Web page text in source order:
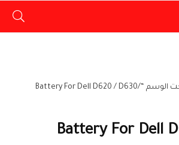
منتجات تحت الوسم “Battery For Dell D620 / D630/
Battery For Dell